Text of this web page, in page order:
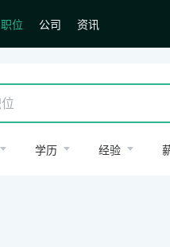
职位 公司 资讯
学历 经验